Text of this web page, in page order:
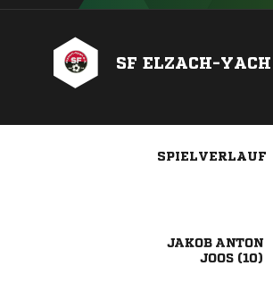
SF ELZACH-YACH
SPIELVERLAUF
 
 